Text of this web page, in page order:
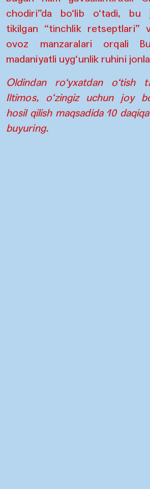
chodiri”da bo‘lib o‘tadi, bu
tikilgan “tinchlik retseptlari”
ovoz manzaralari orqali
madaniyatli uyg‘unlik ruhini
Oldindan ro‘yxatdan o‘tish
Iltimos, o‘zingiz uchun joy
hosil qilish maqsadida 10
buyuring.